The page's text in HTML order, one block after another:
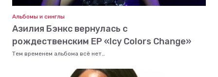
Альбомы и синглы
Азилия Бэнкс вернулась с
рождественским EP «Icy Colors Change»
Тем временем альбома всё нет…